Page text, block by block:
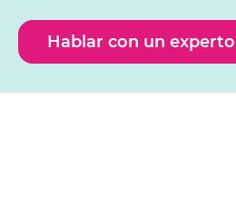
Hablar con un experto